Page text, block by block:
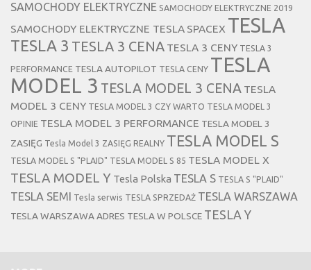
SAMOCHODY ELEKTRYCZNE SAMOCHODY ELEKTRYCZNE 2019
SAMOCHODY ELEKTRYCZNE TESLA SPACEX TESLA
TESLA 3 TESLA 3 CENA TESLA 3 CENY TESLA 3
PERFORMANCE TESLA AUTOPILOT TESLA CENY TESLA
MODEL 3 TESLA MODEL 3 CENA TESLA
MODEL 3 CENY TESLA MODEL 3 CZY WARTO TESLA MODEL 3
OPINIE TESLA MODEL 3 PERFORMANCE TESLA MODEL 3
ZASIĘG Tesla Model 3 ZASIĘG REALNY TESLA MODEL S
TESLA MODEL S "PLAID" TESLA MODEL S 85 TESLA MODEL X
TESLA MODEL Y Tesla Polska TESLA S TESLA S "PLAID"
TESLA SEMI Tesla serwis TESLA SPRZEDAŻ TESLA WARSZAWA
TESLA WARSZAWA ADRES TESLA W POLSCE TESLA Y